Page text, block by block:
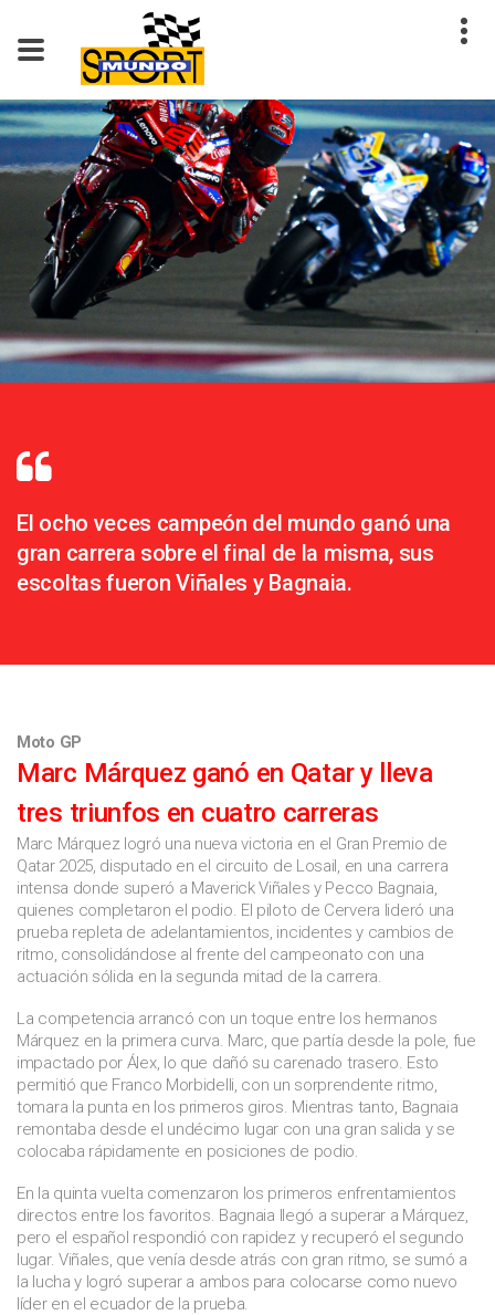
El ocho veces campeón del mundo ganó una
gran carrera sobre el final de la misma, sus
escoltas fueron Viñales y Bagnaia.
Moto GP
Marc Márquez ganó en Qatar y lleva
tres triunfos en cuatro carreras
Marc Márquez logró una nueva victoria en el Gran Premio de
Qatar 2025, disputado en el circuito de Losail, en una carrera
intensa donde superó a Maverick Viñales y Pecco Bagnaia,
quienes completaron el podio. El piloto de Cervera lideró una
prueba repleta de adelantamientos, incidentes y cambios de
ritmo, consolidándose al frente del campeonato con una
actuación sólida en la segunda mitad de la carrera.
La competencia arrancó con un toque entre los hermanos
Márquez en la primera curva. Marc, que partía desde la pole, fue
impactado por Álex, lo que dañó su carenado trasero. Esto
permitió que Franco Morbidelli, con un sorprendente ritmo,
tomara la punta en los primeros giros. Mientras tanto, Bagnaia
remontaba desde el undécimo lugar con una gran salida y se
colocaba rápidamente en posiciones de podio.
En la quinta vuelta comenzaron los primeros enfrentamientos
directos entre los favoritos. Bagnaia llegó a superar a Márquez,
pero el español respondió con rapidez y recuperó el segundo
lugar. Viñales, que venía desde atrás con gran ritmo, se sumó a
la lucha y logró superar a ambos para colocarse como nuevo
líder en el ecuador de la prueba.